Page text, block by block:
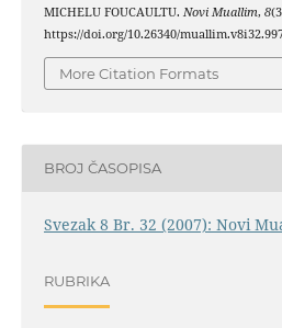
MICHELU FOUCAULTU. Novi Muallim, 8
https://doi.org/10.26340/
More Citation Formats
BROJ ČASOPISA
Svezak 8 Br. 32 (2007): Novi
RUBRIKA